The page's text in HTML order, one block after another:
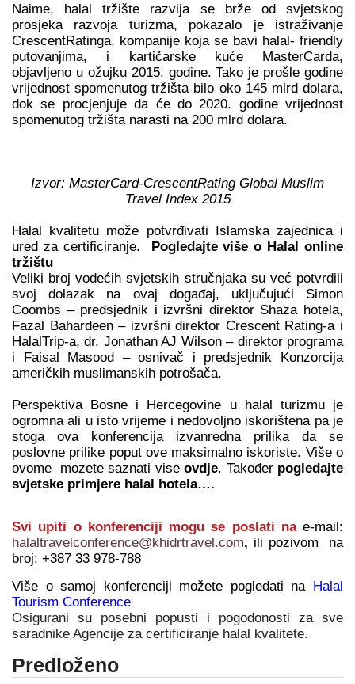
Naime, halal tržište razvija se brže od svjetskog
prosjeka razvoja turizma, pokazalo je istraživanje
CrescentRatinga, kompanije koja se bavi halal- friendly
putovanjima, i kartičarske kuće MasterCarda,
objavljeno u ožujku 2015. godine. Tako je prošle godine
vrijednost spomenutog tržišta bilo oko 145 mlrd dolara,
dok se procjenjuje da će do 2020. godine vrijednost
spomenutog tržišta narasti na 200 mlrd dolara.
Izvor: MasterCard-CrescentRating Global Muslim
Travel Index 2015
Halal kvalitetu može potvrđivati Islamska zajednica i
ured za certificiranje.
Pogledajte više o Halal online
tržištu
Veliki broj vodećih svjetskih stručnjaka su već potvrdili
svoj dolazak na ovaj događaj, uključujući Simon
Coombs – predsjednik i izvršni direktor Shaza hotela,
Fazal Bahardeen – izvršni direktor Crescent Rating-a i
HalalTrip-a, dr. Jonathan AJ Wilson – direktor programa
i Faisal Masood – osnivač i predsjednik Konzorcija
američkih muslimanskih potrošača.
Perspektiva Bosne i Hercegovine u halal turizmu je
ogromna ali u isto vrijeme i nedovoljno iskorištena pa je
stoga ova konferencija izvanredna prilika da se
poslovne prilike poput ove maksimalno iskoriste. Više o
ovome mozete saznati viseovdje. Također pogledajte
svjetske primjere halal hotela….
Svi upiti o konferenciji mogu se poslati nae-mail:
halaltravelconference@khidrtravel.com, ili pozivom na
broj: +387 33 978-788
Više o samoj konferenciji možete pogledati na Halal
Tourism Conference
Osigurani su posebni popusti i pogodonosti za sve
saradnike Agencije za certificiranje halal kvalitete.
Predloženo